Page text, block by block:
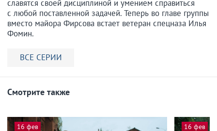
славятся своей дисциплиной и умением справиться
с любой поставленной задачей. Теперь во главе группы
вместо майора Фирсова встает ветеран спецназа Илья
Фомин.
ВСЕ СЕРИИ
Смотрите также
16 фев 16 фев